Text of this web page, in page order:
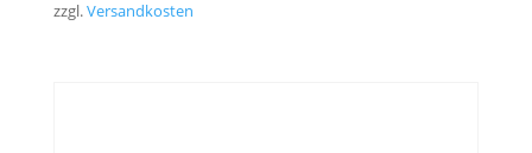
zzgl.Versandkosten